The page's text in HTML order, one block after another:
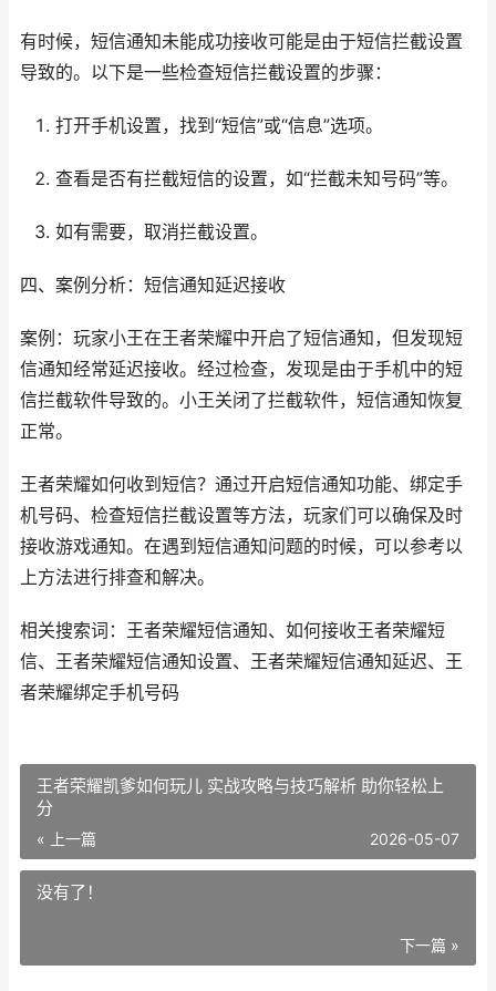
有时候，短信通知未能成功接收可能是由于短信拦截设置
导致的。以下是一些检查短信拦截设置的步骤：
打开手机设置，找到“短信”或“信息”选项。
查看是否有拦截短信的设置，如“拦截未知号码”等。
如有需要，取消拦截设置。
四、案例分析：短信通知延迟接收
案例：玩家小王在王者荣耀中开启了短信通知，但发现短
信通知经常延迟接收。经过检查，发现是由于手机中的短
信拦截软件导致的。小王关闭了拦截软件，短信通知恢复
正常。
王者荣耀如何收到短信？通过开启短信通知功能、绑定手
机号码、检查短信拦截设置等方法，玩家们可以确保及时
接收游戏通知。在遇到短信通知问题的时候，可以参考以
上方法进行排查和解决。
相关搜索词：王者荣耀短信通知、如何接收王者荣耀短
信、王者荣耀短信通知设置、王者荣耀短信通知延迟、王
者荣耀绑定手机号码
王者荣耀凯爹如何玩儿 实战攻略与技巧解析 助你轻松上
分
« 上一篇 2026-05-07
没有了！
下一篇 »